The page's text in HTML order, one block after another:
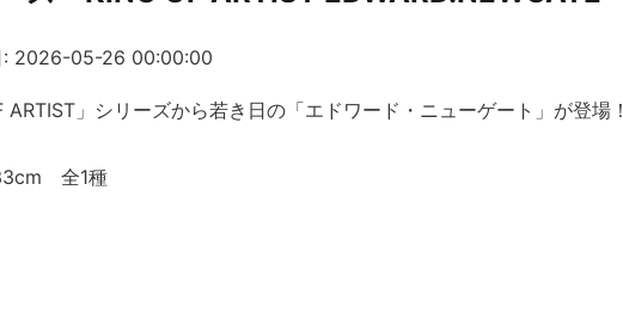
: 2026-05-26 00:00:00
ARTIST」シリーズから若き日の「エドワード・ニューゲート」が登場！
全1種